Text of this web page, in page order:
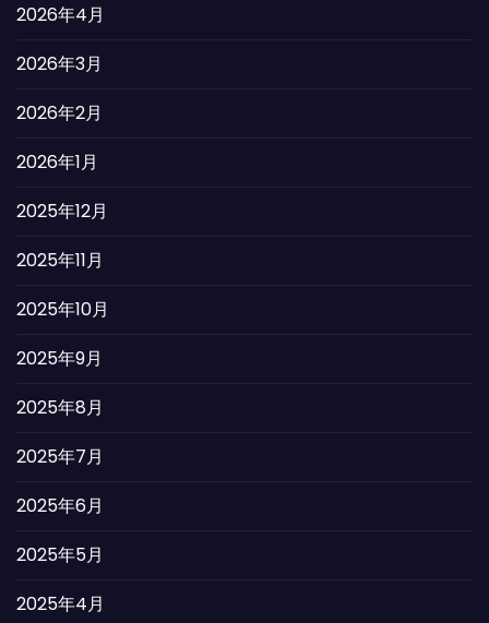
2026年4月
2026年3月
2026年2月
2026年1月
2025年12月
2025年11月
2025年10月
2025年9月
2025年8月
2025年7月
2025年6月
2025年5月
2025年4月